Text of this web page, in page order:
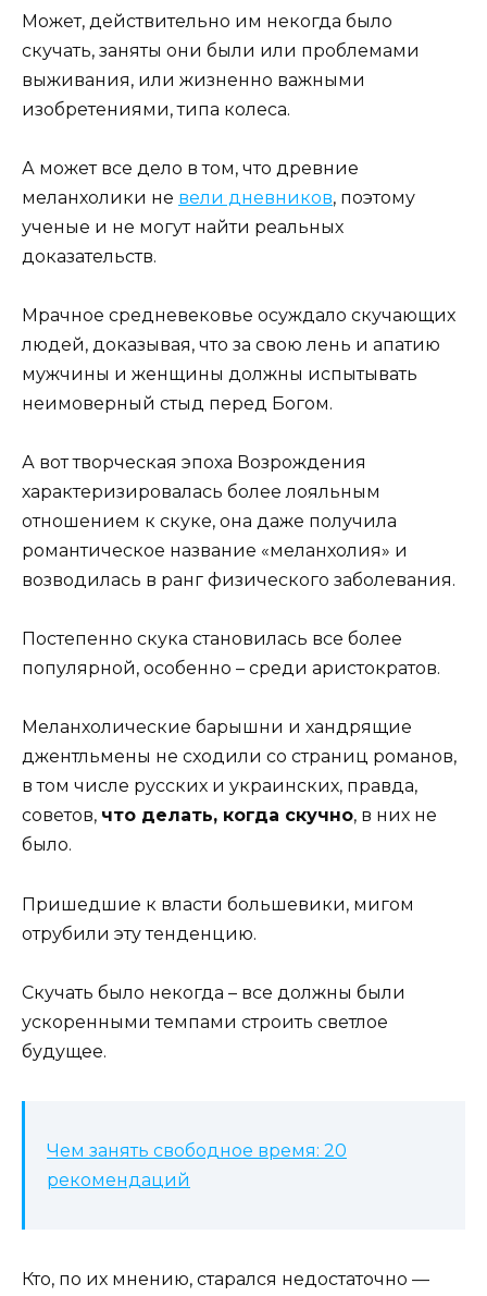
Может, действительно им некогда было
скучать, заняты они были или проблемами
выживания, или жизненно важными
изобретениями, типа колеса.
А может все дело в том, что древние
меланхолики не вели дневников, поэтому
ученые и не могут найти реальных
доказательств.
Мрачное средневековье осуждало скучающих
людей, доказывая, что за свою лень и апатию
мужчины и женщины должны испытывать
неимоверный стыд перед Богом.
А вот творческая эпоха Возрождения
характеризировалась более лояльным
отношением к скуке, она даже получила
романтическое название «меланхолия» и
возводилась в ранг физического заболевания.
Постепенно скука становилась все более
популярной, особенно – среди аристократов.
Меланхолические барышни и хандрящие
джентльмены не сходили со страниц романов,
в том числе русских и украинских, правда,
советов, что делать, когда скучно, в них не
было.
Пришедшие к власти большевики, мигом
отрубили эту тенденцию.
Скучать было некогда – все должны были
ускоренными темпами строить светлое
будущее.
Чем занять свободное время: 20
рекомендаций
Кто, по их мнению, старался недостаточно —